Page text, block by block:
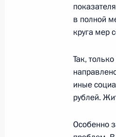
Встреча
Внесены
граждан
в полной
круга мер
Так,
иные
рублей.
Особенно